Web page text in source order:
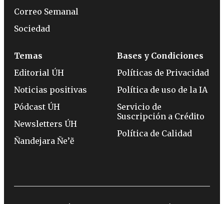
Correo Semanal
Sociedad
Temas
Editorial ÚH
Noticias positivas
Pódcast ÚH
Newsletters ÚH
Ñandejara Ñe’ẽ
Bases y Condiciones
Políticas de Privacidad
Política de uso de la IA
Servicio de
Suscripción a Crédito
Política de Calidad